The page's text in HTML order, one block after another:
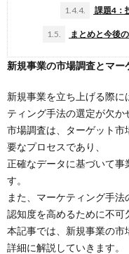
1.4.4. 課題4：
1.5. まとめと今後
新規事業の市場調査とマー
新規事業を立ち上げる際
ティング手法の選定が欠か
市場調査は、ターゲット
要なプロセスであり、
正確なデータに基づいて事
す。
また、マーケティング手
認知度を高めるために不可
本記事では、新規事業の市
詳細に解説していきます。